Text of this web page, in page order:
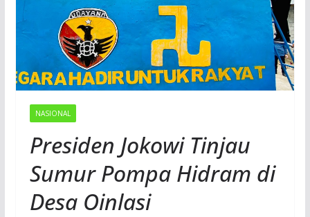
NASIONAL
Presiden Jokowi Tinjau
Sumur Pompa Hidram di
Desa Oinlasi